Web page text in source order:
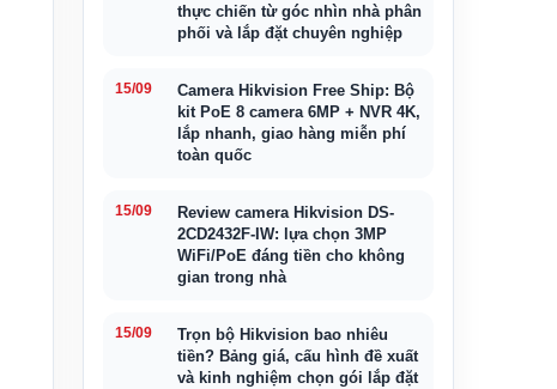
thực chiến từ góc nhìn nhà phân
phối và lắp đặt chuyên nghiệp
15/09
Camera Hikvision Free Ship: Bộ
kit PoE 8 camera 6MP + NVR 4K,
lắp nhanh, giao hàng miễn phí
toàn quốc
15/09
Review camera Hikvision DS-
2CD2432F-IW: lựa chọn 3MP
WiFi/PoE đáng tiền cho không
gian trong nhà
15/09
Trọn bộ Hikvision bao nhiêu
tiền? Bảng giá, cấu hình đề xuất
và kinh nghiệm chọn gói lắp đặt